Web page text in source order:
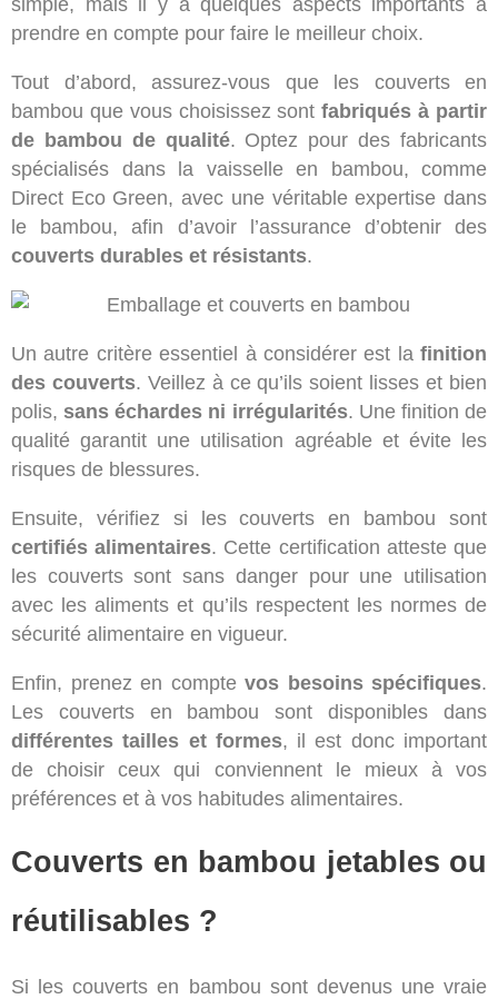
simple, mais il y a quelques aspects importants à
prendre en compte pour faire le meilleur choix.
Tout d’abord, assurez-vous que les couverts en
bambou que vous choisissez sontfabriqués à partir
de bambou de qualité. Optez pour des fabricants
spécialisés dans la vaisselle en bambou, comme
Direct Eco Green, avec une véritable expertise dans
le bambou, afin d’avoir l’assurance d’obtenir des
couverts durables et résistants.
Un autre critère essentiel à considérer est la finition
des couverts. Veillez à ce qu’ils soient lisses et bien
polis, sans échardes ni irrégularités. Une finition de
qualité garantit une utilisation agréable et évite les
risques de blessures.
Ensuite, vérifiez si les couverts en bambou sont
certifiés alimentaires. Cette certification atteste que
les couverts sont sans danger pour une utilisation
avec les aliments et qu’ils respectent les normes de
sécurité alimentaire en vigueur.
Enfin, prenez en compte vos besoins spécifiques.
Les couverts en bambou sont disponibles dans
différentes tailles et formes, il est donc important
de choisir ceux qui conviennent le mieux à vos
préférences et à vos habitudes alimentaires.
Couverts en bambou jetables ou
réutilisables ?
Si les couverts en bambou sont devenus une vraie